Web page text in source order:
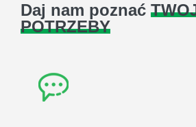
Daj nam poznać
POTRZEBY